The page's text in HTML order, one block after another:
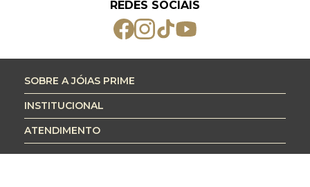
REDES SOCIAIS
SOBRE A JÓIAS PRIME
INSTITUCIONAL
ATENDIMENTO